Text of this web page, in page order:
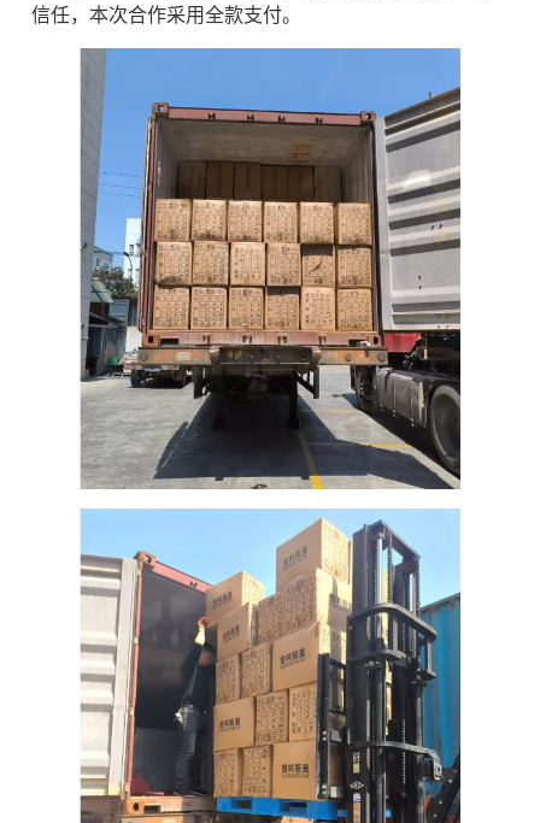
信任，本次合作采用全款支付。